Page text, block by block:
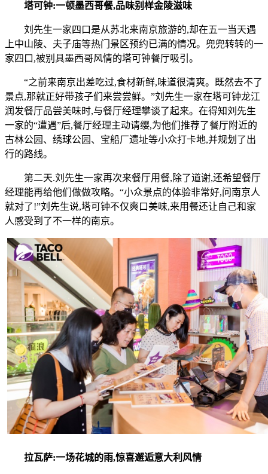
塔可钟:一顿墨西哥餐,品味别样金陵滋味
刘先生一家四口是从苏北来南京旅游的,却在五一当天遇
上中山陵、夫子庙等热门景区预约已满的情况。兜兜转转的一
家四口,被别具墨西哥风情的塔可钟餐厅吸引。
“之前来南京出差吃过,食材新鲜,味道很清爽。既然去不了
景点,那就正好带孩子们来尝尝鲜。”刘先生一家在塔可钟龙江
润发餐厅品尝美味时,与餐厅经理攀谈了起来。在得知刘先生
一家的“遭遇”后,餐厅经理主动请缨,为他们推荐了餐厅附近的
古林公园、绣球公园、宝船厂遗址等小众打卡地,并规划了出
行的路线。
第二天.刘先生一家再次来餐厅用餐,除了道谢,还希望餐厅
经理能再给他们做做攻略。“小众景点的体验非常好,问南京人
就对了!”刘先生说,塔可钟不仅爽口美味,来用餐还让自己和家
人感受到了不一样的南京。
拉瓦萨:一场花城的雨,惊喜邂逅意大利风情